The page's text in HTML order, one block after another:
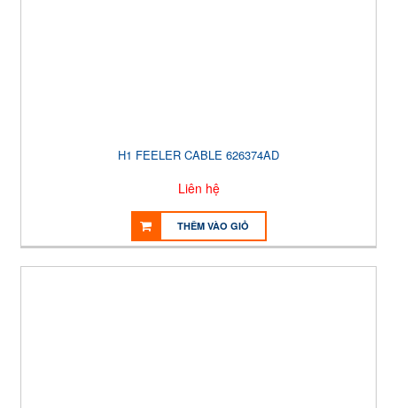
H1 FEELER CABLE 626374AD
Liên hệ
THÊM VÀO GIỎ